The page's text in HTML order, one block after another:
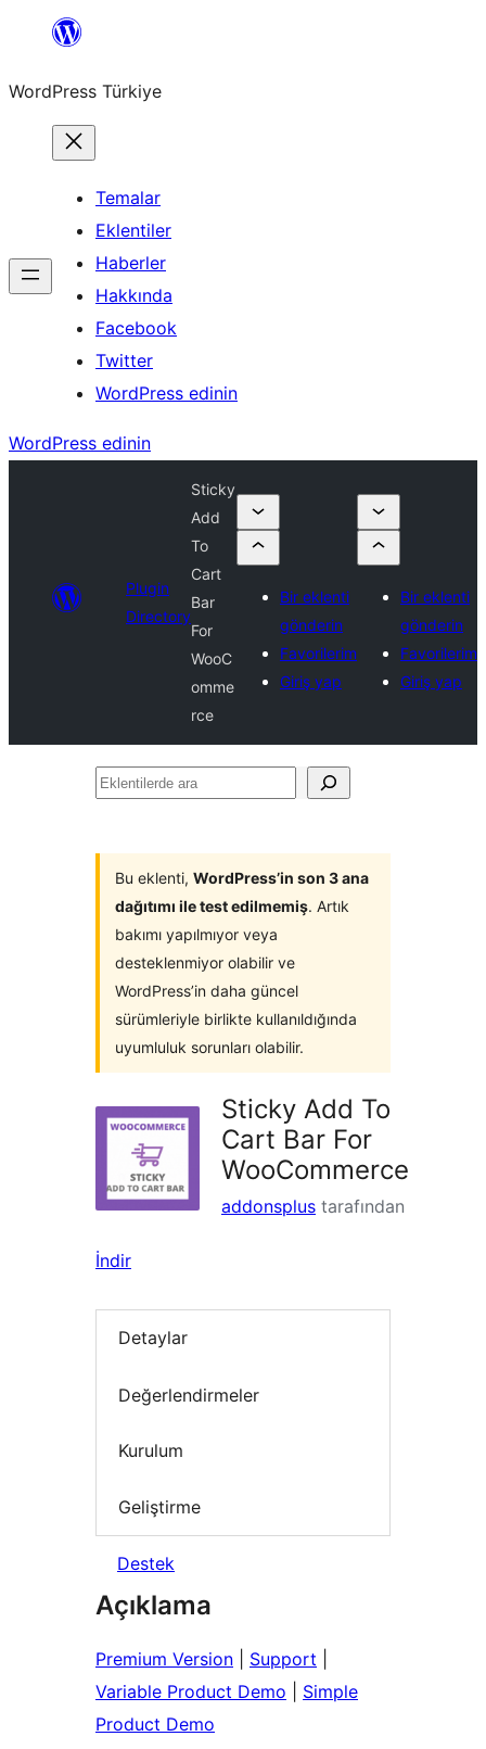
İçeriğe
WordPress Türkiye
Temalar
Eklentiler
Haberler
Hakkında
Facebook
Twitter
WordPress edinin
WordPress edinin
Plugin
Directory
Sticky
Add
To
Cart
Bar
For
WooC
omme
rce
Bir eklenti
gönderin
Favorilerim
Giriş yap
Bir eklenti
gönderin
Favorilerim
Giriş yap
Eklentilerde
Bu eklenti, WordPress’in son 3 ana
dağıtımı ile test edilmemiş. Artık
bakımı yapılmıyor veya
desteklenmiyor olabilir ve
WordPress’in daha güncel
sürümleriyle birlikte kullanıldığında
uyumluluk sorunları olabilir.
Sticky Add To
Cart Bar For
WooCommerce
addonsplus tarafından
İndir
Detaylar
Değerlendirmeler
Kurulum
Geliştirme
Destek
Açıklama
Premium Version Support
Variable Product Demo
Simple
Product Demo